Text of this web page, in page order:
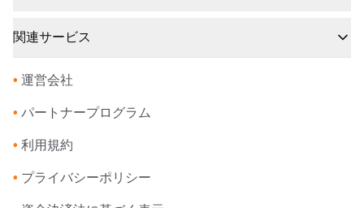
関連サービス
• 運営会社
• パートナープログラム
• 利用規約
• プライバシーポリシー